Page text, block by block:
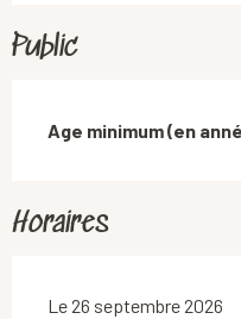
Public
Age minimum (en
Horaires
Le 26 septembre 2026